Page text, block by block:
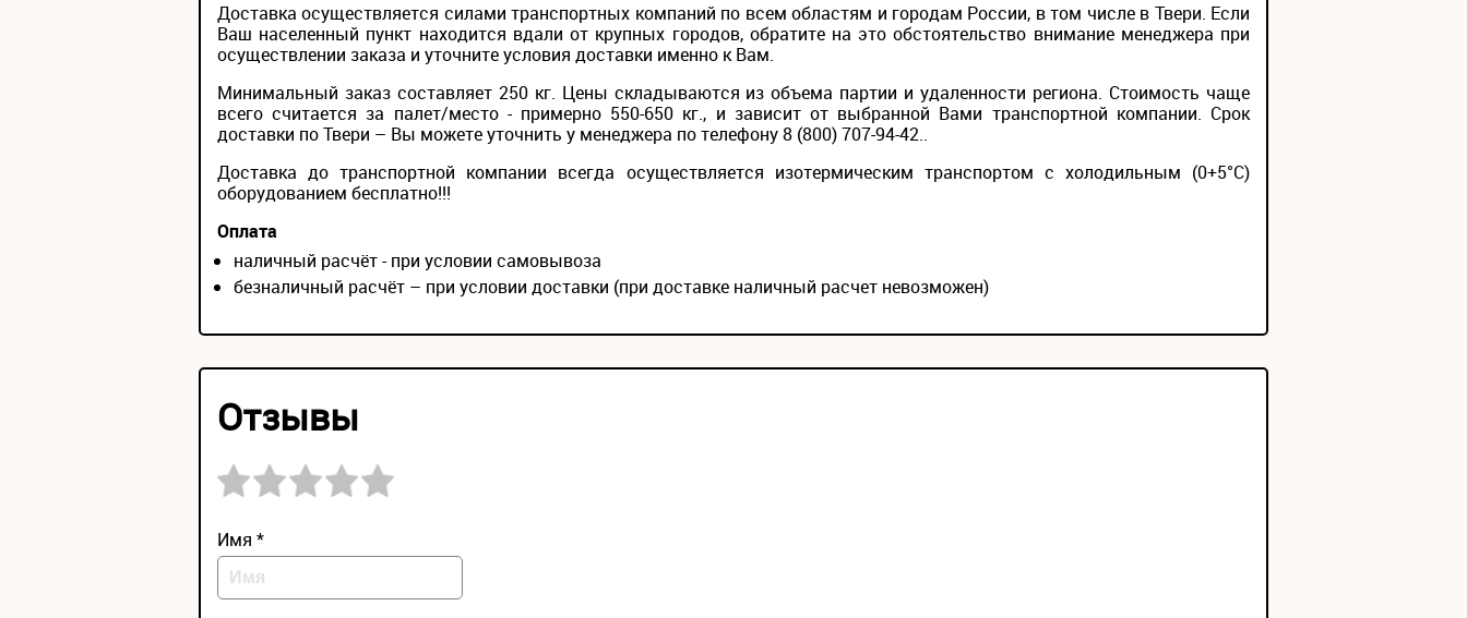
Доставка осуществляется силами транспортных компаний по всем областям и городам России, в том числе в Твери. Если
Ваш населенный пункт находится вдали от крупных городов, обратите на это обстоятельство внимание менеджера при
осуществлении заказа и уточните условия доставки именно к Вам.
Минимальный заказ составляет 250 кг. Цены складываются из объема партии и удаленности региона. Стоимость чаще
всего считается за палет/место - примерно 550-650 кг., и зависит от выбранной Вами транспортной компании. Срок
доставки по Твери – Вы можете уточнить у менеджера по телефону 8 (800) 707-94-42..
Доставка до транспортной компании всегда осуществляется изотермическим транспортом с холодильным (0+5°С)
оборудованием бесплатно!!!
Оплата
наличный расчёт - при условии самовывоза
безналичный расчёт – при условии доставки (при доставке наличный расчет невозможен)
Отзывы
Имя *